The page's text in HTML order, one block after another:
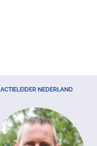
ACTIELEIDER NEDERLAND